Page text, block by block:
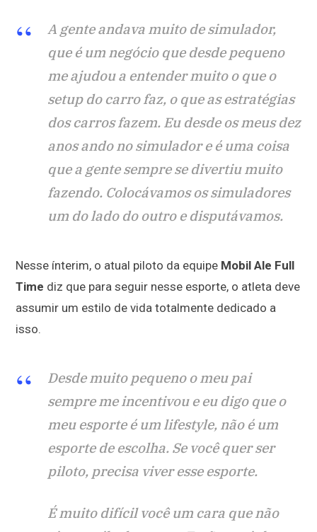
A gente andava muito de simulador,
que é um negócio que desde pequeno
me ajudou a entender muito o que o
setup do carro faz, o que as estratégias
dos carros fazem. Eu desde os meus dez
anos ando no simulador e é uma coisa
que a gente sempre se divertiu muito
fazendo. Colocávamos os simuladores
um do lado do outro e disputávamos.
Nesse ínterim, o atual piloto da equipe Mobil Ale Full
Time diz que para seguir nesse esporte, o atleta deve
assumir um estilo de vida totalmente dedicado a
isso.
Desde muito pequeno o meu pai
sempre me incentivou e eu digo que o
meu esporte é um lifestyle, não é um
esporte de escolha. Se você quer ser
piloto, precisa viver esse esporte.
É muito difícil você um cara que não